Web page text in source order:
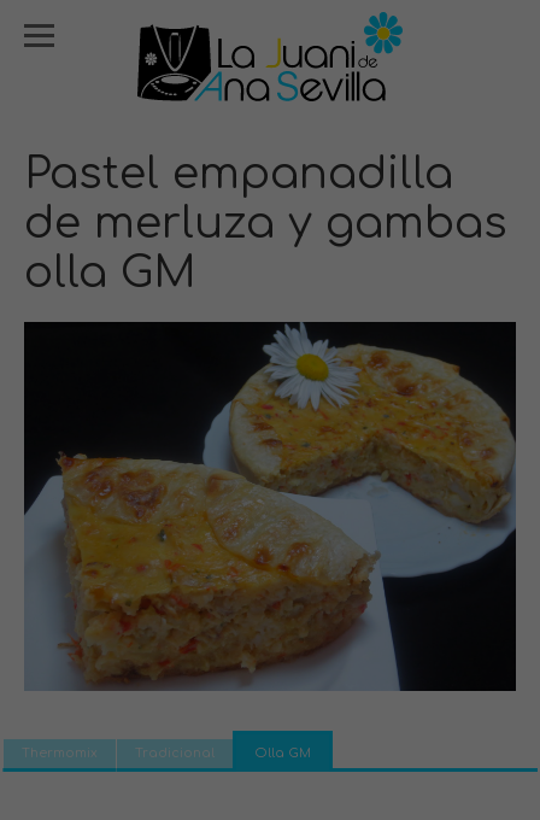
Pastel empanadilla
de merluza y gambas
olla GM
Thermomix Tradicional Olla GM